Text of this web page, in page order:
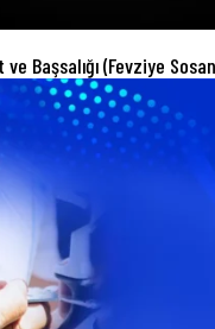
ve Başsalığı (Fevziye